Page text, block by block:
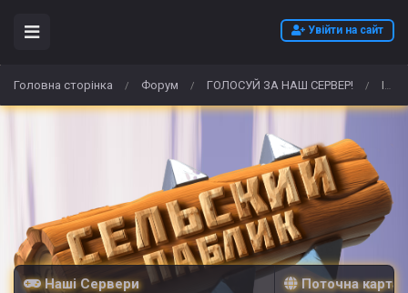
Увійти на сайт
Головна сторінка / Форум / ГОЛОСУЙ ЗА НАШ СЕРВЕР! / Ich möchte in Deutschland hochwertiges Alpha-PVP (Flakka) rezeptfrei kaufen/bestellen.
Наші Сервери Поточна карта